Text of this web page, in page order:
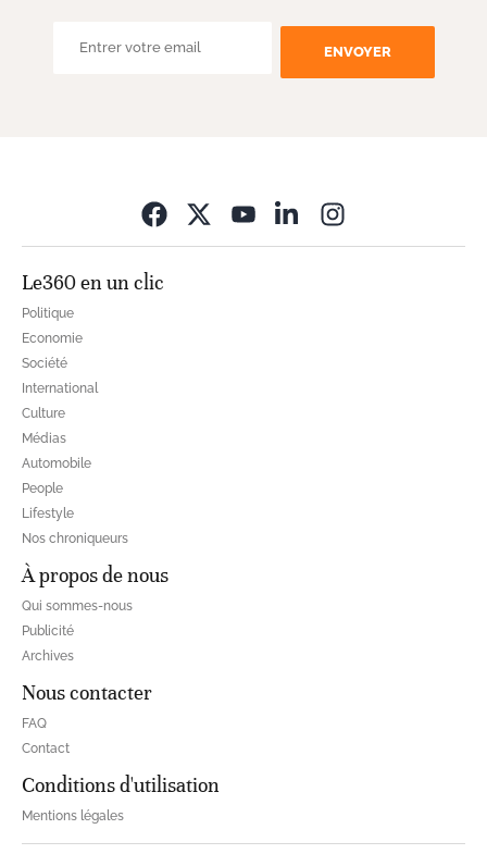
ENVOYER
Le360 en un clic
Politique
Economie
Société
International
Culture
Médias
Automobile
People
Lifestyle
Nos chroniqueurs
À propos de nous
Qui sommes-nous
Publicité
Archives
Nous contacter
FAQ
Contact
Conditions d'utilisation
Mentions légales